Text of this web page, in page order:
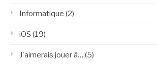
Informatique (2)
iOS (19)
J'aimerais jouer à… (5)